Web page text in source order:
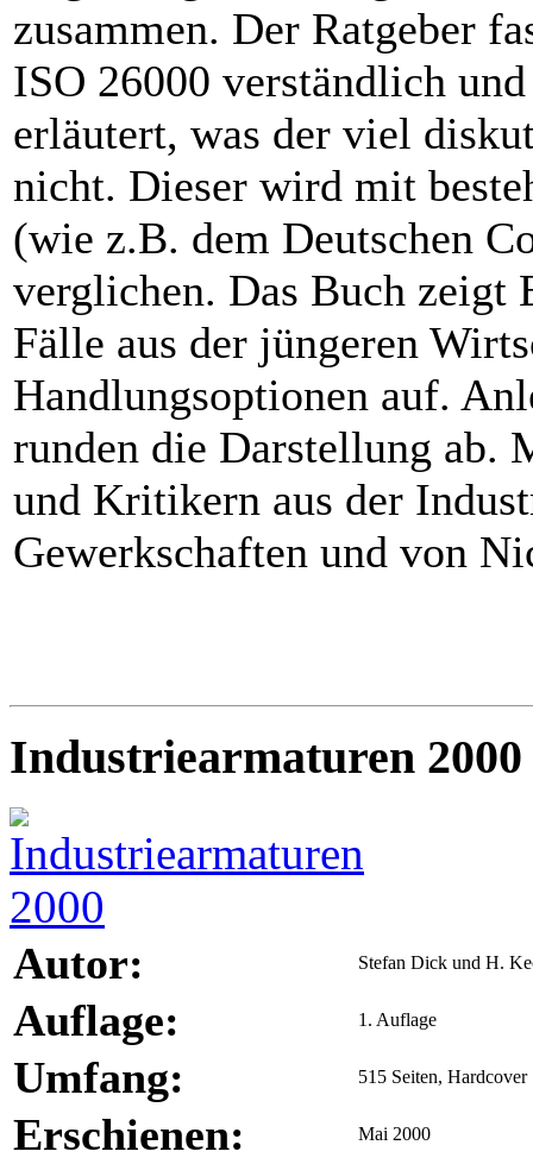
zusammen. Der Ratgeber
ISO 26000 verständlich
erläutert, was der viel
nicht. Dieser wird mit
(wie z.B. dem Deutschen
verglichen. Das Buch zeigt
Fälle aus der jüngeren
Handlungsoptionen auf.
runden die Darstellung ab.
und Kritikern aus der
Gewerkschaften und von
Industriearmaturen 2000
Autor: Stefan Dick und H.
Auflage: 1. Auflage
Umfang: 515 Seiten, Hardcover
Erschienen: Mai 2000